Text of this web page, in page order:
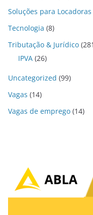
Soluções para Locadoras
Tecnologia (8)
Tributação & Jurídico
IPVA (26)
Uncategorized (99)
Vagas (14)
Vagas de emprego (14)